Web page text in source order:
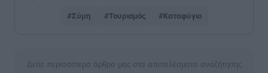
#Σύμη #Τουρισμός #Καταφύγιο
Δείτε περισσότερα άρθρα μας στα αποτελέσματα αναζήτησης